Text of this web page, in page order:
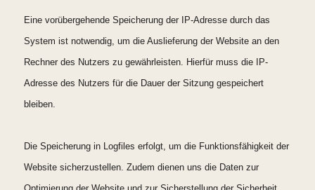
Eine vorübergehende Speicherung der IP-Adresse durch das
System ist notwendig, um die Auslieferung der Website an den
Rechner des Nutzers zu gewährleisten. Hierfür muss die IP-
Adresse des Nutzers für die Dauer der Sitzung gespeichert
bleiben.
Die Speicherung in Logfiles erfolgt, um die Funktionsfähigkeit der
Website sicherzustellen. Zudem dienen uns die Daten zur